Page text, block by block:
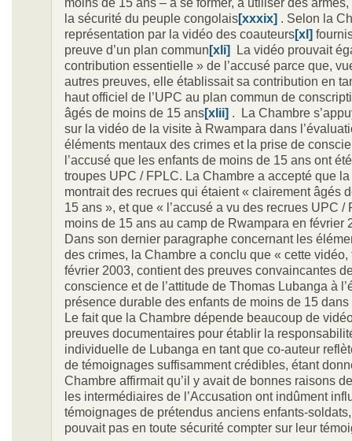
la sécurité du peuple congolais[xxxix] . Selon la
représentation par la vidéo des coauteurs[xl]
preuve d’un plan commun[xli] La vidéo prouvait
contribution essentielle » de l’accusé parce que,
autres preuves, elle établissait sa contribution en
haut officiel de l’UPC au plan commun de
âgés de moins de 15 ans[xlii] . La Chambre
sur la vidéo de la visite à Rwampara dans
éléments mentaux des crimes et la prise de
l’accusé que les enfants de moins de 15 ans ont
troupes UPC / FPLC. La Chambre a accepté que
montrait des recrues qui étaient « clairement âgés
15 ans », et que « l’accusé a vu des recrues UPC /
moins de 15 ans au camp de Rwampara en février
Dans son dernier paragraphe concernant les
des crimes, la Chambre a conclu que « cette
février 2003, contient des preuves convaincantes
conscience et de l’attitude de Thomas Lubanga à
présence durable des enfants de moins de 15 dans
Le fait que la Chambre dépende beaucoup de
preuves documentaires pour établir la
individuelle de Lubanga en tant que co-auteur
de témoignages suffisamment crédibles, étant
Chambre affirmait qu’il y avait de bonnes raisons
les intermédiaires de l’Accusation ont indûment
témoignages de prétendus anciens enfants-soldats,
pouvait pas en toute sécurité compter sur leur